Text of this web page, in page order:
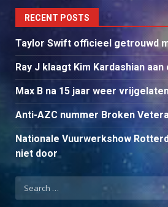
RECENT POSTS
Taylor Swift officieel getrouwd
Ray J klaagt Kim Kardashian
Max B na 15 jaar weer
Anti-AZC nummer Broken
Nationale Vuurwerkshow
niet door
Search
for: